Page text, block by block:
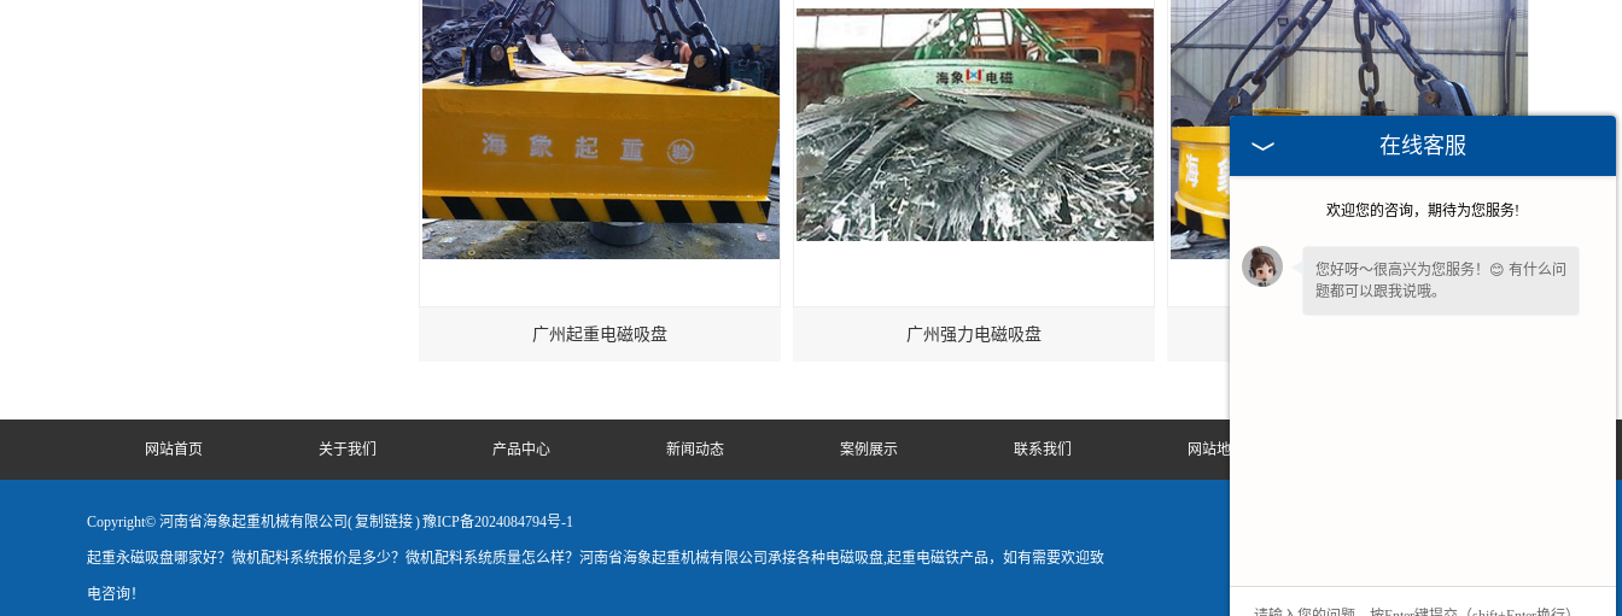
广州起重电磁吸盘 广州强力电磁吸盘
网站首页 关于我们 产品中心 新闻动态 案例展示 联系我们 网站地图
Copyright© 河南省海象起重机械有限公司(复制链接)豫ICP备2024084794号-1
起重永磁吸盘哪家好？微机配料系统报价是多少？微机配料系统质量怎么样？河南省海象起重机械有限公司承接各种电磁吸盘,起重电磁铁产品，如有需要欢迎致
电咨询！
在线客服
欢迎您的咨询，期待为您服务!
您好呀～很高兴为您服务！😊 有什么问
题都可以跟我说哦。